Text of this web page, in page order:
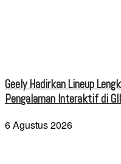
Geely Hadirkan Lineup
Pengalaman Interaktif di
6 Agustus 2026